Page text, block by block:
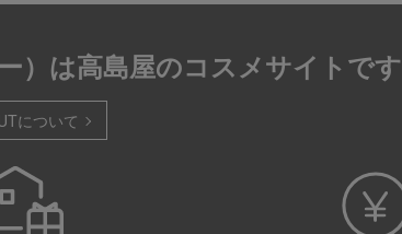
）は高島屋のコスメサイトです
について